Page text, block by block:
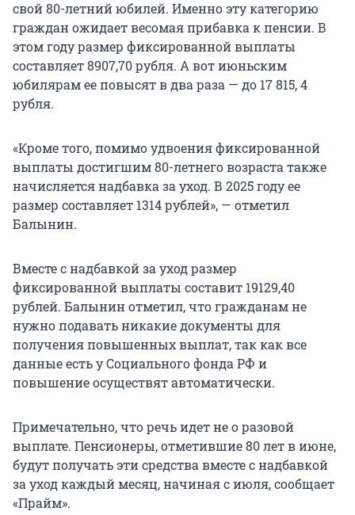
свой 80-летний юбилей. Именно эту категорию
граждан ожидает весомая прибавка к пенсии. В
этом году размер фиксированной выплаты
составляет 8907,70 рубля. А вот июньским
юбилярам ее повысят в два раза — до 17 815, 4
рубля.
«Кроме того, помимо удвоения фиксированной
выплаты достигшим 80-летнего возраста также
начисляется надбавка за уход. В 2025 году ее
размер составляет 1314 рублей», — отметил
Балынин.
Вместе с надбавкой за уход размер
фиксированной выплаты составит 19129,40
рублей. Балынин отметил, что гражданам не
нужно подавать никакие документы для
получения повышенных выплат, так как все
данные есть у Социального фонда РФ и
повышение осуществят автоматически.
Примечательно, что речь идет не о разовой
выплате. Пенсионеры, отметившие 80 лет в июне,
будут получать эти средства вместе с надбавкой
за уход каждый месяц, начиная с июля, сообщает
«Прайм».